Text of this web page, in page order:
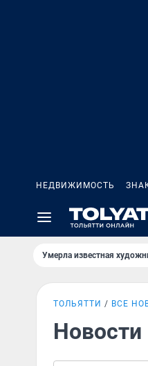
НЕДВИЖИМОСТЬ
Умерла известная
ТОЛЬЯТТИ ВСЕ
Новости